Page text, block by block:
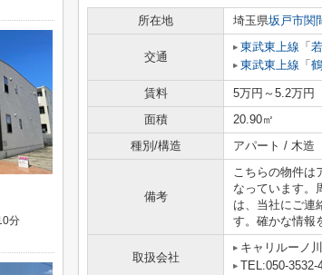
所在地 埼玉県坂戸市関
交通
東武東上線 「
東武東上線 「
賃料 5万円～5.2万円
面積
20.90㎡
種別/構造
アパート / 木造
備考
こちらの物件は
なっています。
は、当社にご連
す。確かな情報
取扱会社
キャリルーノ
TEL:050-3532-
分